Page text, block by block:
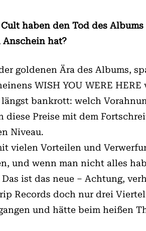
haben den Tod des
hat?
goldenen Ära des Albums,
WISH YOU WERE
bankrott: welch
Preise mit dem
Niveau.
vielen Vorteilen und
und wenn man nicht alles
ist das neue – Achtung,
Records doch nur drei Viertel
und hätte beim heißen